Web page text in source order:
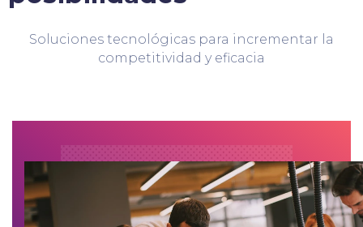
Soluciones tecnológicas para incrementar la
competitividad y eficacia